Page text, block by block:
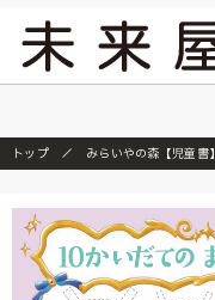
トップ みらいやの森【児童書】